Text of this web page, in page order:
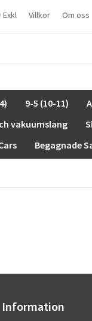
Exkl Villkor Om oss
9-5 (10-11)
vakuumslang
Begagnade
Information